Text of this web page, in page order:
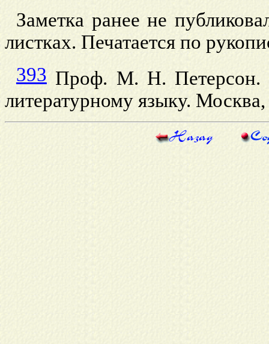
Заметка ранее не
листках. Печатается по
393 Проф. М. Н. Петерсон.
литературному языку.